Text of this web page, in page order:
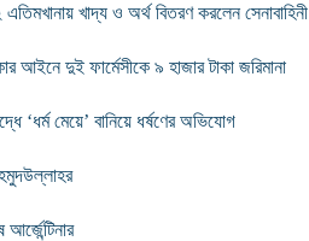
খাদ্য ও অর্থ বিতরণ করলেন সেনাবাহিনী
আইনে দুই ফার্মেসীকে ৯ হাজার টাকা জরিমানা
‘ধর্ম মেয়ে’ বানিয়ে ধর্ষণের অভিযোগ